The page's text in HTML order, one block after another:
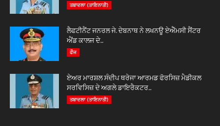
ਤਬਾਦਲਾ (ਤਾਇਨਾਤੀ)
ਲੈਫਟੀਨੈਂਟ ਜਨਰਲ ਜੇ. ਦੇਬਨਾਥ ਨੇ ਲਖਨਊ ਏਐੱਮਸੀ ਸੈਂਟਰ
ਐਂਡ ਕਾਲਜ ਦੇ...
ਫੌਜ
ਏਅਰ ਮਾਰਸ਼ਲ ਸੰਦੀਪ ਥਰੇਜਾ ਆਰਮਡ ਫੋਰਸਿਜ਼ ਮੈਡੀਕਲ
ਸਰਵਿਸਿਜ਼ ਦੇ ਅਗਲੇ ਡਾਇਰੈਕਟਰ...
ਤਬਾਦਲਾ (ਤਾਇਨਾਤੀ)